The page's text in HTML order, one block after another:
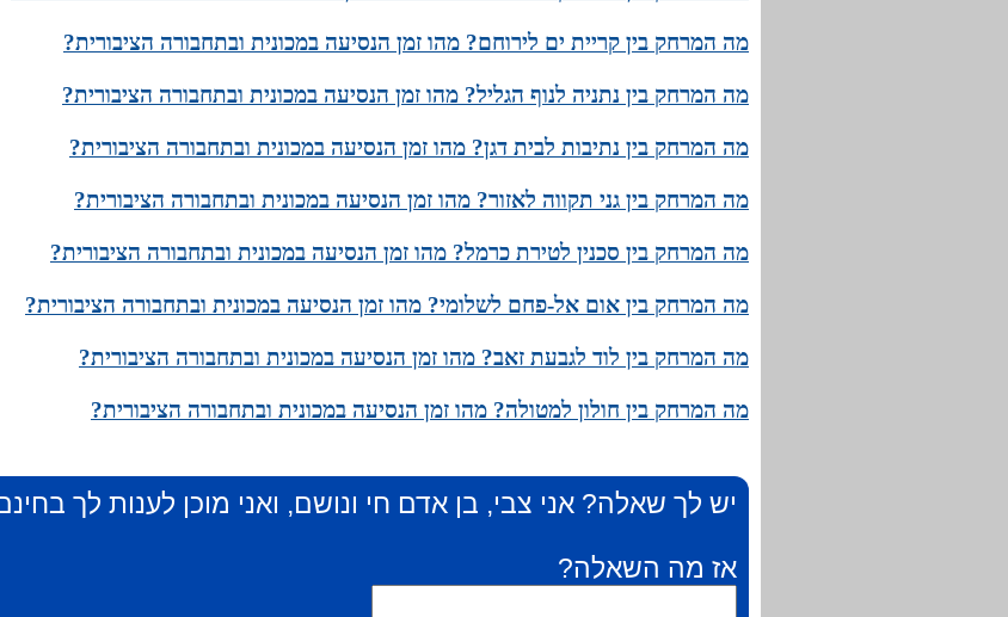
מה המרחק בין קריית ים לירוחם? מהו זמן הנסיעה במכונית ובתחבורה הציבורית?
מה המרחק בין נתניה לנוף הגליל? מהו זמן הנסיעה במכונית ובתחבורה הציבורית?
מה המרחק בין נתיבות לבית דגן? מהו זמן הנסיעה במכונית ובתחבורה הציבורית?
מה המרחק בין גני תקווה לאזור? מהו זמן הנסיעה במכונית ובתחבורה הציבורית?
מה המרחק בין סכנין לטירת כרמל? מהו זמן הנסיעה במכונית ובתחבורה הציבורית?
מה המרחק בין אום אל-פחם לשלומי? מהו זמן הנסיעה במכונית ובתחבורה הציבורית?
מה המרחק בין לוד לגבעת זאב? מהו זמן הנסיעה במכונית ובתחבורה הציבורית?
מה המרחק בין חולון למטולה? מהו זמן הנסיעה במכונית ובתחבורה הציבורית?
יש לך שאלה? אני צבי, בן אדם חי ונושם, ואני מוכן לענות לך
אז מה השאלה?